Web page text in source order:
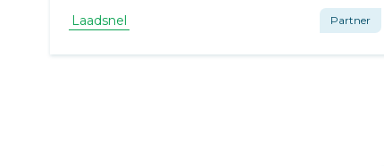
Laadsnel Partner